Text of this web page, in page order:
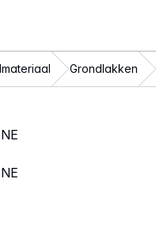
Grondlakken